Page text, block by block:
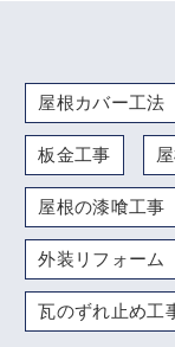
屋根カバー工法
板金工事
屋根の漆喰工事
外装リフォーム
瓦のずれ止め工